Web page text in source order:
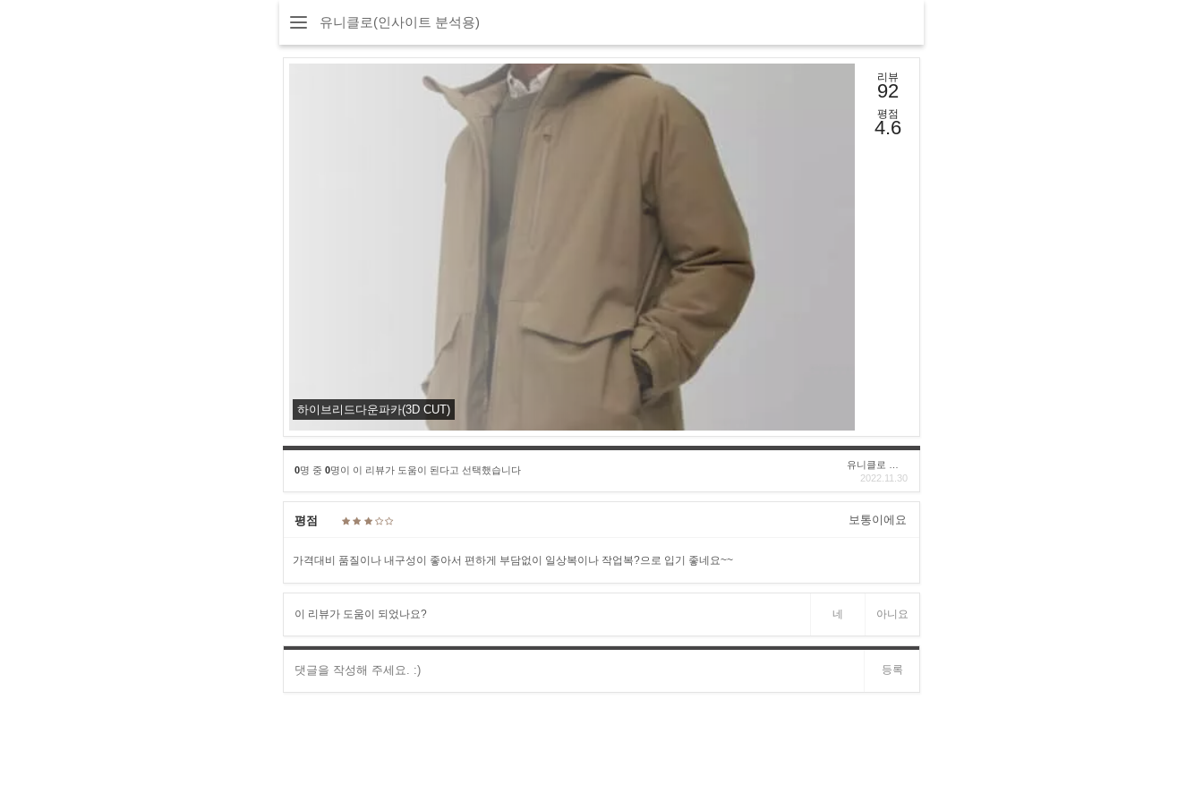
유니클로(인사이트 분석용)
하이브리드다운파카(3D CUT)
리뷰
92
평점
4.6
0명 중 0명이 이 리뷰가 도움이 된다고 선택했습니다
2022.11.30
평점 보통이에요
가격대비 품질이나 내구성이 좋아서 편하게 부담없이 일상복이나 작업복?으로 입기 좋네요~~
이 리뷰가 도움이 되었나요? 네 아니요
등록